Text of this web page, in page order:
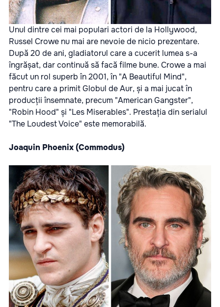
Unul dintre cei mai populari actori de la Hollywood,
Russel Crowe nu mai are nevoie de nicio prezentare.
După 20 de ani, gladiatorul care a cucerit lumea s-a
îngrășat, dar continuă să facă filme bune. Crowe a mai
făcut un rol superb în 2001, în "A Beautiful Mind",
pentru care a primit Globul de Aur, și a mai jucat în
producții însemnate, precum "American Gangster",
"Robin Hood" și "Les Miserables". Prestația din serialul
"The Loudest Voice" este memorabilă.
Joaquin Phoenix (Commodus)